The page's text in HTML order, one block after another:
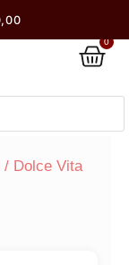
0
/ Dolce Vita